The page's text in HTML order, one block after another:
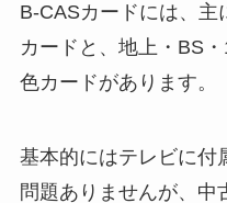
B-CASカードには、
カードと、地上・BS
色カードがあります。
基本的にはテレビに付
問題ありませんが、中